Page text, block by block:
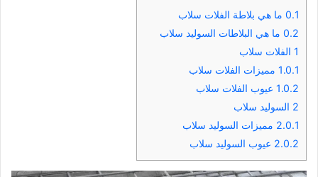
0.1 ما هي بلاطة الفلات سلاب
0.2 ما هي البلاطات السوليد سلاب
1 الفلات سلاب
1.0.1 مميزات الفلات سلاب
1.0.2 عيوب الفلات سلاب
2 السوليد سلاب
2.0.1 مميزات السوليد سلاب
2.0.2 عيوب السوليد سلاب